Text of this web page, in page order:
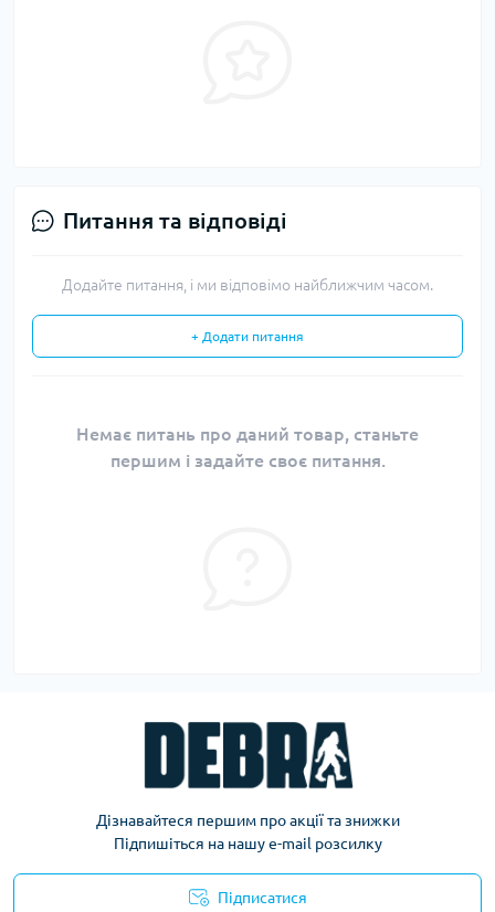
Питання та відповіді
Додайте питання, і ми відповімо найближчим часом.
+ Додати питання
Немає питань про даний товар, станьте
першим і задайте своє питання.
Дізнавайтеся першим про акції та знижки
Підпишіться на нашу e-mail розсилку
Підписатися